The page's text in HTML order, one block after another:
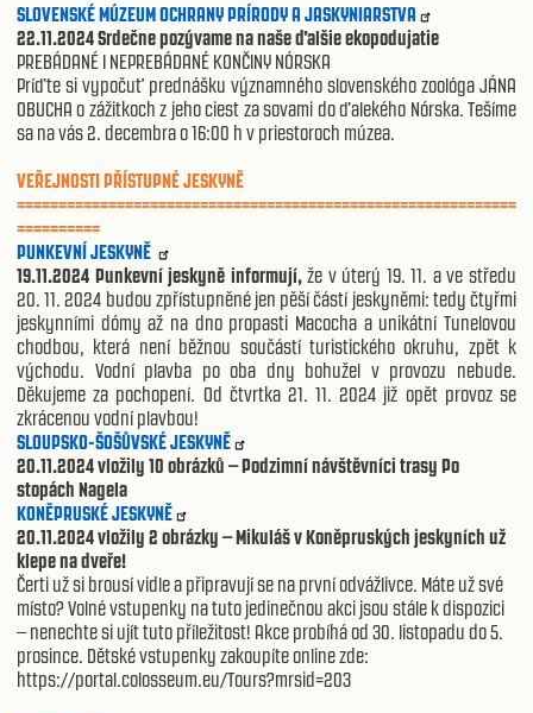
SLOVENSKÉ MÚZEUM OCHRANY PRÍRODY A JASKYNIARSTVA
22.11.2024 Srdečne pozývame na naše ďalšie ekopodujatie
PREBÁDANÉ I NEPREBÁDANÉ KONČINY NÓRSKA
Príďte si vypočuť prednášku významného slovenského zoológa JÁNA
OBUCHA o zážitkoch z jeho ciest za sovami do ďalekého Nórska. Tešíme
sa na vás 2️. decembra o 16:00 h v priestoroch múzea.
VEŘEJNOSTI PŘÍSTUPNÉ JESKYNĚ
============================================================
==========
PUNKEVNÍ JESKYNĚ
19.11.2024 Punkevní jeskyně informují,že v úterý 19. 11. a ve středu
20. 11. 2024 budou zpřístupněné jen pěší částí jeskyněmi: tedy čtyřmi
jeskynními dómy až na dno propasti Macocha a unikátní Tunelovou
chodbou, která není běžnou součástí turistického okruhu, zpět k
východu. Vodní plavba po oba dny bohužel v provozu nebude.
Děkujeme za pochopení. Od čtvrtka 21. 11. 2024 již opět provoz se
zkrácenou vodní plavbou!
SLOUPSKO-ŠOŠŮVSKÉ JESKYNĚ
20.11.2024 vložily 10 obrázků – Podzimní návštěvníci trasy Po
stopách Nagela
KONĚPRUSKÉ JESKYNĚ
20.11.2024 vložily 2 obrázky – Mikuláš v Koněpruských jeskyních už
klepe na dveře!
Čerti už si brousí vidle a připravují se na první odvážlivce. Máte už své
místo? Volné vstupenky na tuto jedinečnou akci jsou stále k dispozici
– nenechte si ujít tuto příležitost! Akce probíhá od 30. listopadu do 5.
prosince. Dětské vstupenky zakoupíte online zde:
https://portal.colosseum.eu/Tours?mrsid=203